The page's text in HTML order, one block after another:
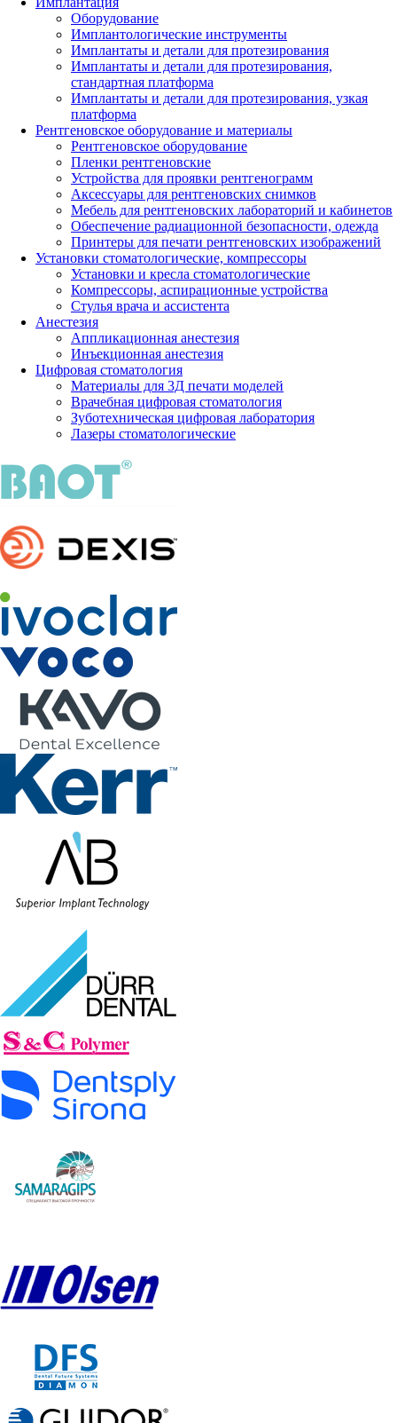
Оборудование
Имплантологические инструменты
Имплантаты и детали для протезирования
Имплантаты и детали для протезирования,
стандартная платформа
Имплантаты и детали для протезирования, узкая
платформа
Рентгеновское оборудование и материалы
Рентгеновское оборудование
Пленки рентгеновские
Устройства для проявки рентгенограмм
Аксессуары для рентгеновских снимков
Мебель для рентгеновских лабораторий и кабинетов
Обеспечение радиационной безопасности, одежда
Принтеры для печати рентгеновских изображений
Установки стоматологические, компрессоры
Установки и кресла стоматологические
Компрессоры, аспирационные устройства
Стулья врача и ассистента
Анестезия
Аппликационная анестезия
Инъекционная анестезия
Цифровая стоматология
Материалы для 3Д печати моделей
Врачебная цифровая стоматология
Зуботехническая цифровая лаборатория
Лазеры стоматологические